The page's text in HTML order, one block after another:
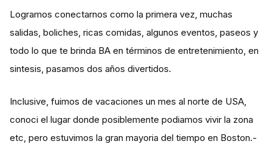
Logramos conectarnos como la primera vez, muchas
salidas, boliches, ricas comidas, algunos eventos, paseos y
todo lo que te brinda BA en términos de entretenimiento, en
sintesis, pasamos dos años divertidos.
Inclusive, fuimos de vacaciones un mes al norte de USA,
conoci el lugar donde posiblemente podiamos vivir la zona
etc, pero estuvimos la gran mayoria del tiempo en Boston.-